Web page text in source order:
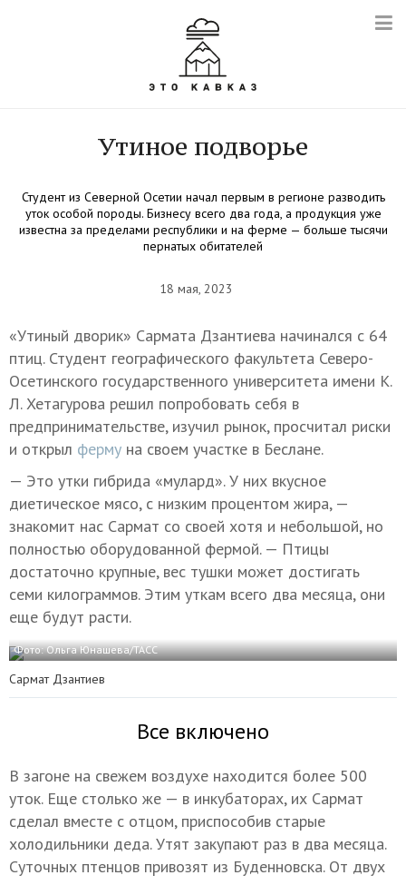
Утиное подворье
Студент из Северной Осетии начал первым в регионе разводить
уток особой породы. Бизнесу всего два года, а продукция уже
известна за пределами республики и на ферме — больше тысячи
пернатых обитателей
18 мая, 2023
«Утиный дворик» Сармата Дзантиева начинался с 64
птиц. Студент географического факультета Северо-
Осетинского государственного университета имени К.
Л. Хетагурова решил попробовать себя в
предпринимательстве, изучил рынок, просчитал риски
и открыл ферму на своем участке в Беслане.
— Это утки гибрида «мулард». У них вкусное
диетическое мясо, с низким процентом жира, —
знакомит нас Сармат со своей хотя и небольшой, но
полностью оборудованной фермой. — Птицы
достаточно крупные, вес тушки может достигать
семи килограммов. Этим уткам всего два месяца, они
еще будут расти.
Фото: Ольга Юнашева/ТАСС
Сармат Дзантиев
Все включено
В загоне на свежем воздухе находится более 500
уток. Еще столько же — в инкубаторах, их Сармат
сделал вместе с отцом, приспособив старые
холодильники деда. Утят закупают раз в два месяца.
Суточных птенцов привозят из Буденновска. От двух